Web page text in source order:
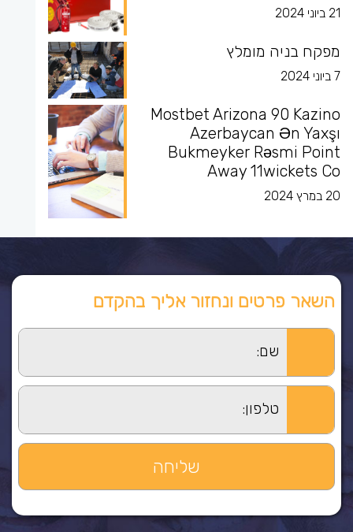
21 ביוני 2024
מפקח בניה מומלץ
7 ביוני 2024
Mostbet Arizona 90 Kazino
Azerbaycan Ən Yaxşı
Bukmeyker Rəsmi Point
Away 11wickets Co
20 במרץ 2024
השאר פרטים ונחזור אליך בהקדם